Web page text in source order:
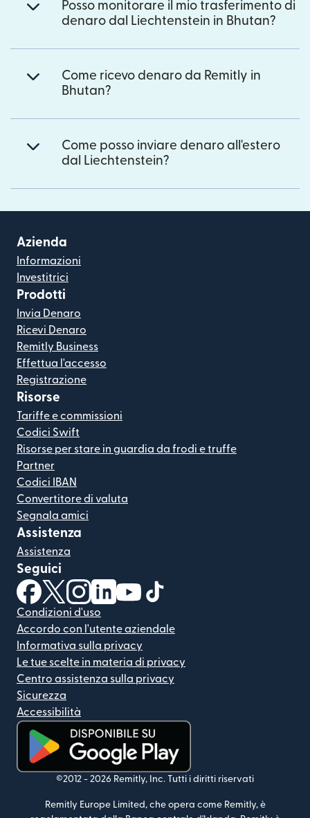
Posso monitorare il mio trasferimento di
denaro dal Liechtenstein in Bhutan?
Come ricevo denaro da Remitly in
Bhutan?
Come posso inviare denaro all'estero
dal Liechtenstein?
Azienda
Informazioni
Investitrici
Prodotti
Invia Denaro
Ricevi Denaro
Remitly Business
Effettua l'accesso
Registrazione
Risorse
Tariffe e commissioni
Codici Swift
Risorse per stare in guardia da frodi e truffe
Partner
Codici IBAN
Convertitore di valuta
Segnala amici
Assistenza
Assistenza
Seguici
(si apre in una nuova finestra)
(si apre in una nuova finestra)
(si apre in una nuova finestra)
(si apre in una nuova finestra)
(si apre in una nuova finestra)
Condizioni d'uso
Accordo con l'utente aziendale
Informativa sulla privacy
Le tue scelte in materia di privacy
Centro assistenza sulla privacy
Sicurezza
Accessibilità
(si apre in una nuova finestra)
©2012 - 2026 Remitly, Inc. Tutti i diritti riservati
Remitly Europe Limited, che opera come Remitly, è